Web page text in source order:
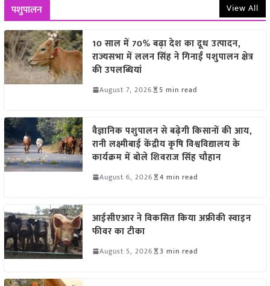
पशुपालन View All
10 साल में 70% बढ़ा देश का दूध उत्पादन,
राज्यसभा में ललन सिंह ने गिनाईं पशुपालन क्षेत्र
की उपलब्धियां
August 7, 2026 5 min read
वैज्ञानिक पशुपालन से बढ़ेगी किसानों की आय,
रानी लक्ष्मीबाई केंद्रीय कृषि विश्वविद्यालय के
कार्यक्रम में बोले शिवराज सिंह चौहान
August 6, 2026 4 min read
आईसीएआर ने विकसित किया अफ्रीकी स्वाइन
फीवर का टीका
August 5, 2026 3 min read